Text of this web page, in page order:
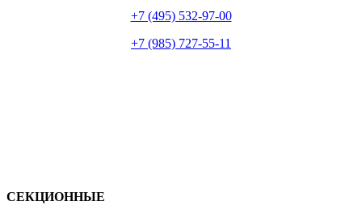
+7 (495) 532-97-00
+7 (985) 727-55-11
СЕКЦИОННЫЕ